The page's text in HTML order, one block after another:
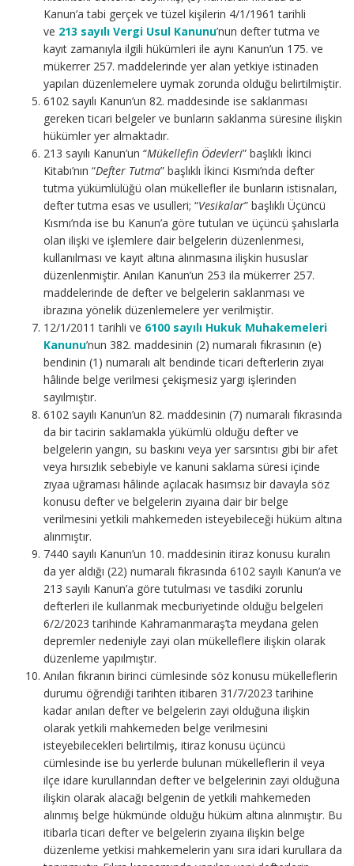
Kanun’a tabi gerçek ve tüzel kişilerin 4/1/1961 tarihli
ve 213 sayılı Vergi Usul Kanunu’nun defter tutma ve
kayıt zamanıyla ilgili hükümleri ile aynı Kanun’un 175. ve
mükerrer 257. maddelerinde yer alan yetkiye istinaden
yapılan düzenlemelere uymak zorunda olduğu belirtilmiştir.
6102 sayılı Kanun’un 82. maddesinde ise saklanması
gereken ticari belgeler ve bunların saklanma süresine ilişkin
hükümler yer almaktadır.
213 sayılı Kanun’un “Mükellefin Ödevleri” başlıklı İkinci
Kitabı’nın “Defter Tutma” başlıklı İkinci Kısmı’nda defter
tutma yükümlülüğü olan mükellefler ile bunların istisnaları,
defter tutma esas ve usulleri; “Vesikalar” başlıklı Üçüncü
Kısmı’nda ise bu Kanun’a göre tutulan ve üçüncü şahıslarla
olan ilişki ve işlemlere dair belgelerin düzenlenmesi,
kullanılması ve kayıt altına alınmasına ilişkin hususlar
düzenlenmiştir. Anılan Kanun’un 253 ila mükerrer 257.
maddelerinde de defter ve belgelerin saklanması ve
ibrazına yönelik düzenlemelere yer verilmiştir.
12/1/2011 tarihli ve 6100 sayılı Hukuk Muhakemeleri
Kanunu’nun 382. maddesinin (2) numaralı fıkrasının (e)
bendinin (1) numaralı alt bendinde ticari defterlerin zıyaı
hâlinde belge verilmesi çekişmesiz yargı işlerinden
sayılmıştır.
6102 sayılı Kanun’un 82. maddesinin (7) numaralı fıkrasında
da bir tacirin saklamakla yükümlü olduğu defter ve
belgelerin yangın, su baskını veya yer sarsıntısı gibi bir afet
veya hırsızlık sebebiyle ve kanuni saklama süresi içinde
zıyaa uğraması hâlinde açılacak hasımsız bir davayla söz
konusu defter ve belgelerin zıyaına dair bir belge
verilmesini yetkili mahkemeden isteyebileceği hüküm altına
alınmıştır.
7440 sayılı Kanun’un 10. maddesinin itiraz konusu kuralın
da yer aldığı (22) numaralı fıkrasında 6102 sayılı Kanun’a ve
213 sayılı Kanun’a göre tutulması ve tasdiki zorunlu
defterleri ile kullanmak mecburiyetinde olduğu belgeleri
6/2/2023 tarihinde Kahramanmaraş’ta meydana gelen
depremler nedeniyle zayi olan mükelleflere ilişkin olarak
düzenleme yapılmıştır.
Anılan fıkranın birinci cümlesinde söz konusu mükelleflerin
durumu öğrendiği tarihten itibaren 31/7/2023 tarihine
kadar anılan defter ve belgelerin zayi olduğuna ilişkin
olarak yetkili mahkemeden belge verilmesini
isteyebilecekleri belirtilmiş, itiraz konusu üçüncü
cümlesinde ise bu yerlerde bulunan mükelleflerin il veya
ilçe idare kurullarından defter ve belgelerinin zayi olduğuna
ilişkin olarak alacağı belgenin de yetkili mahkemeden
alınmış belge hükmünde olduğu hüküm altına alınmıştır. Bu
itibarla ticari defter ve belgelerin zıyaına ilişkin belge
düzenleme yetkisi mahkemelerin yanı sıra idari kurullara da